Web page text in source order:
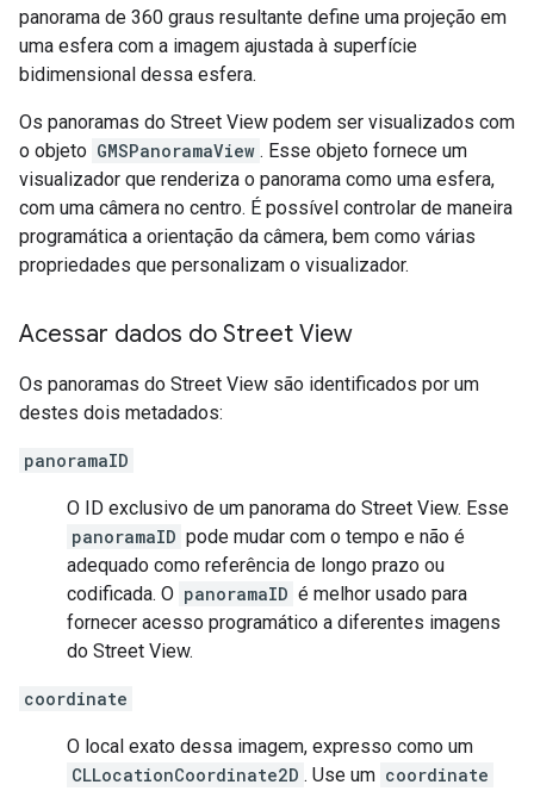
panorama de 360 graus resultante define uma projeção em
uma esfera com a imagem ajustada à superfície
bidimensional dessa esfera.
Os panoramas do Street View podem ser visualizados com
o objeto GMSPanoramaView . Esse objeto fornece um
visualizador que renderiza o panorama como uma esfera,
com uma câmera no centro. É possível controlar de maneira
programática a orientação da câmera, bem como várias
propriedades que personalizam o visualizador.
Acessar dados do Street View
Os panoramas do Street View são identificados por um
destes dois metadados:
panoramaID
O ID exclusivo de um panorama do Street View. Esse
panoramaID pode mudar com o tempo e não é
adequado como referência de longo prazo ou
codificada. O panoramaID é melhor usado para
fornecer acesso programático a diferentes imagens
do Street View.
coordinate
O local exato dessa imagem, expresso como um
CLLocationCoordinate2D . Use um coordinate